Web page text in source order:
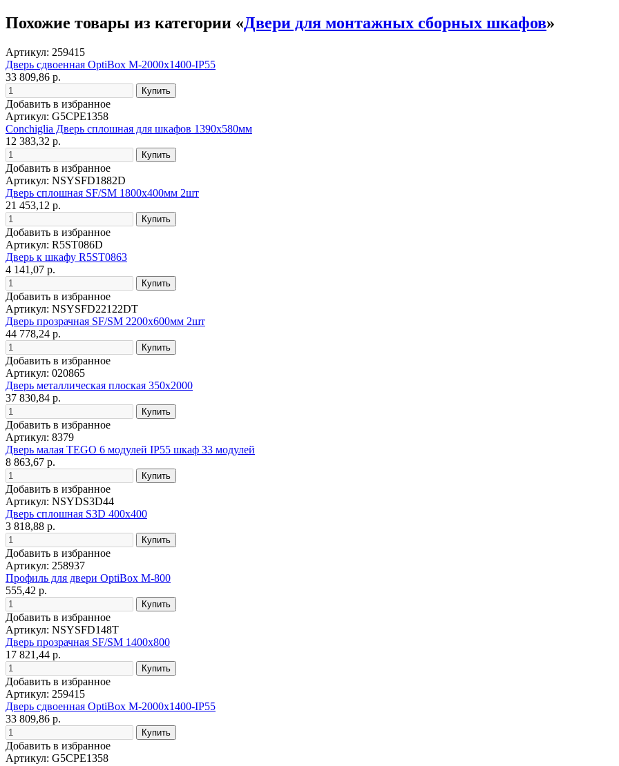
Похожие товары из категории «Двери для монтажных сборных шкафов»
Артикул: 259415
Дверь сдвоенная OptiBox M-2000х1400-IP55
33 809,86 р.
Добавить в избранное
Артикул: G5CPE1358
Conchiglia Дверь сплошная для шкафов 1390х580мм
12 383,32 р.
Добавить в избранное
Артикул: NSYSFD1882D
Дверь сплошная SF/SM 1800x400мм 2шт
21 453,12 р.
Добавить в избранное
Артикул: R5ST086D
Дверь к шкафу R5ST0863
4 141,07 р.
Добавить в избранное
Артикул: NSYSFD22122DT
Дверь прозрачная SF/SM 2200x600мм 2шт
44 778,24 р.
Добавить в избранное
Артикул: 020865
Дверь металлическая плоская 350x2000
37 830,84 р.
Добавить в избранное
Артикул: 8379
Дверь малая TEGO 6 модулей IP55 шкаф 33 модулей
8 863,67 р.
Добавить в избранное
Артикул: NSYDS3D44
Дверь сплошная S3D 400x400
3 818,88 р.
Добавить в избранное
Артикул: 258937
Профиль для двери OptiBox M-800
555,42 р.
Добавить в избранное
Артикул: NSYSFD148T
Дверь прозрачная SF/SM 1400x800
17 821,44 р.
Добавить в избранное
Артикул: 259415
Дверь сдвоенная OptiBox M-2000х1400-IP55
33 809,86 р.
Добавить в избранное
Артикул: G5CPE1358